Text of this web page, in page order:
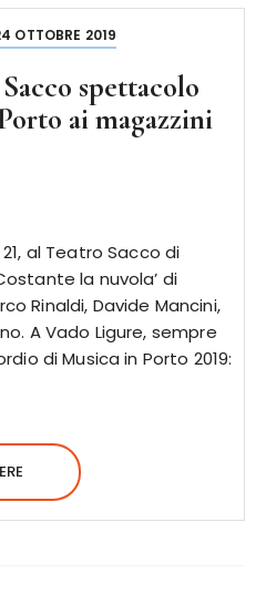
OTTOBRE 2019
spettacolo
ai magazzini
al Teatro Sacco di
la nuvola’ di
Rinaldi, Davide Mancini,
A Vado Ligure, sempre
di Musica in Porto 2019: